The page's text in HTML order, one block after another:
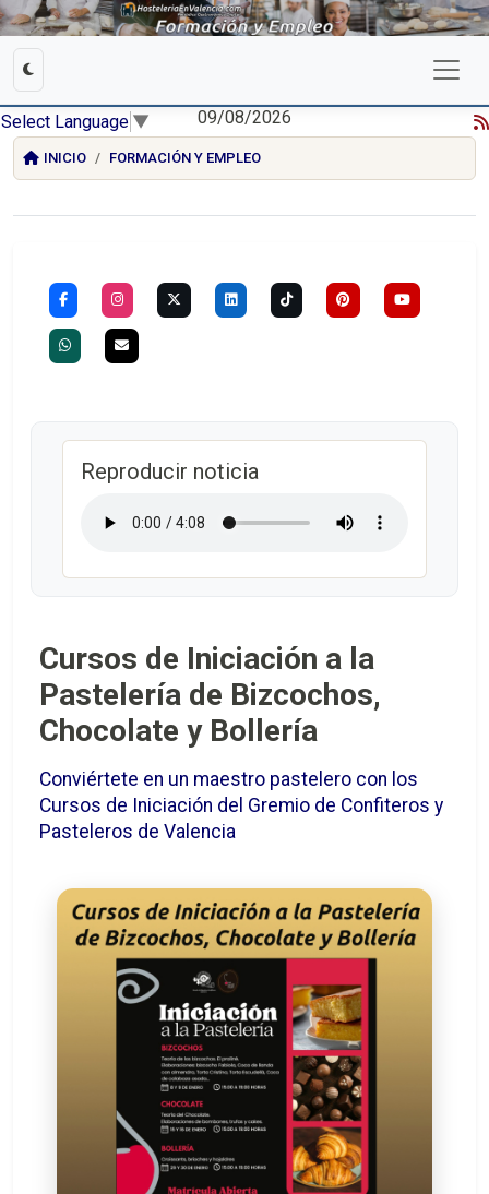
Select Language ▼ 09/08/2026
INICIO FORMACIÓN Y EMPLEO
Reproducir noticia
Cursos de Iniciación a la
Pastelería de Bizcochos,
Chocolate y Bollería
Conviértete en un maestro pastelero con los
Cursos de Iniciación del Gremio de Confiteros y
Pasteleros de Valencia